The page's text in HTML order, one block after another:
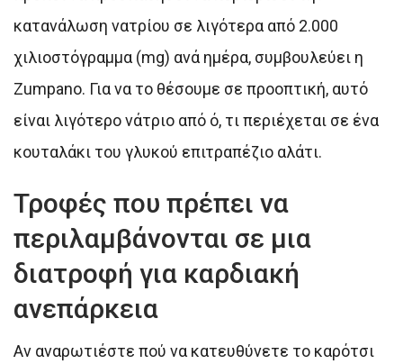
κατανάλωση νατρίου σε λιγότερα από 2.000
χιλιοστόγραμμα (mg) ανά ημέρα, συμβουλεύει η
Zumpano. Για να το θέσουμε σε προοπτική, αυτό
είναι λιγότερο νάτριο από ό, τι περιέχεται σε ένα
κουταλάκι του γλυκού επιτραπέζιο αλάτι.
Τροφές που πρέπει να
περιλαμβάνονται σε μια
διατροφή για καρδιακή
ανεπάρκεια
Αν αναρωτιέστε πού να κατευθύνετε το καρότσι